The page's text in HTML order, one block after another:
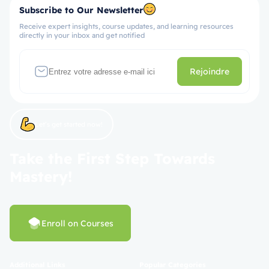
Subscribe to Our Newsletter
Receive expert insights, course updates, and learning resources
directly in your inbox and get notified
Rejoindre
Enroll on Courses